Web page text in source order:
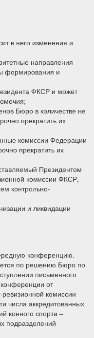
в него изменения и
направления
формирования и
ФКСР и может
Бюро в количестве не
прекратить их
комиссии Федерации
прекратить их
Президентом
комиссии ФКСР,
контрольно-
и ликвидации
конференцию.
по решению Бюро по
письменного
от
комиссии
числа аккредитованных
конного спорта –
подразделений